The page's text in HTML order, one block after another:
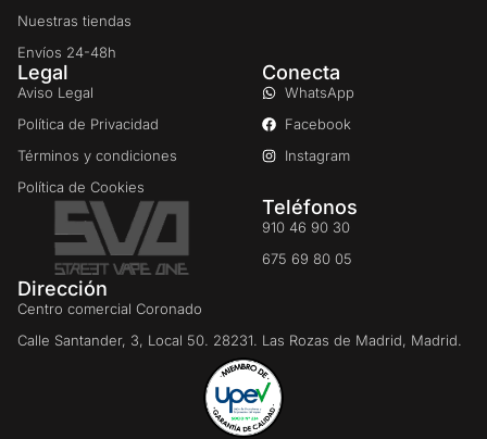
Nuestras tiendas
Envíos 24-48h
Legal
Aviso Legal
Política de Privacidad
Términos y condiciones
Política de Cookies
Conecta
WhatsApp
Facebook
Instagram
Teléfonos
910 46 90 30
675 69 80 05
Dirección
Centro comercial Coronado
Calle Santander, 3, Local 50. 28231. Las Rozas de Madrid, Madrid.